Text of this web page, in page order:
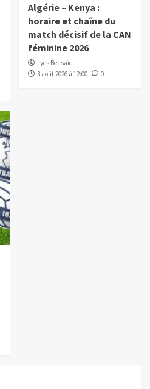
Algérie – Kenya :
horaire et chaîne du
match décisif de la CAN
féminine 2026
Lyes Bensaïd
3 août 2026 à 12:00
0